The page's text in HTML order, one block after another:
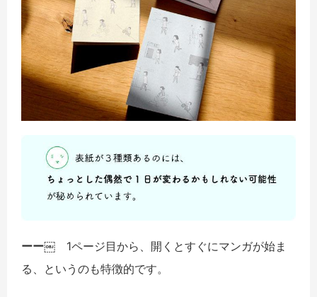
ーー￼ 1ページ目から、開くとすぐにマンガが始ま
る、というのも特徴的です。